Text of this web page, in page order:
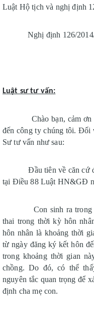
Luật Hộ tịch và nghị định
Nghị định 126/
Luật sư tư vấn:
Chào bạn, cảm
đến công ty chúng tôi. Đối
Sư tư vấn như sau:
Đầu tiên về căn cứ
tại Điều 88 Luật HN&GĐ
Con sinh ra
thai trong thời kỳ hôn
hôn nhân là khoảng thời
từ ngày đăng ký kết hôn
trong khoảng thời gian
chồng. Do đó, có thể
nguyên tắc quan trọng để
định cha mẹ con.